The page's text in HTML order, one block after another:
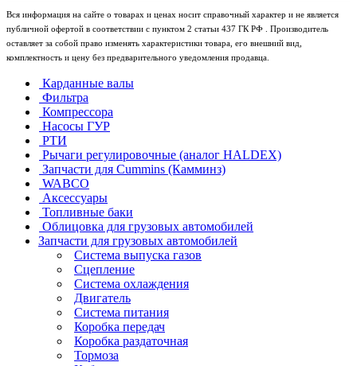
Вся информация на сайте о товарах и ценах носит справочный характер и не является
публичной офертой в соответствии с пунктом 2 статьи 437 ГК РФ . Производитель
оставляет за собой право изменять характеристики товара, его внешний вид,
комплектность и цену без предварительного уведомления продавца.
Карданные валы
Фильтра
Компрессора
Насосы ГУР
РТИ
Рычаги регулировочные (аналог HALDEX)
Запчасти для Cummins (Камминз)
WABCO
Аксессуары
Топливные баки
Облицовка для грузовых автомобилей
Запчасти для грузовых автомобилей
Система выпуска газов
Сцепление
Система охлаждения
Двигатель
Система питания
Коробка передач
Коробка раздаточная
Тормоза